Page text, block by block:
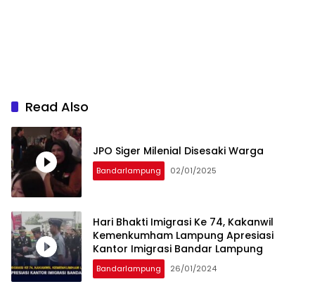
Read Also
JPO Siger Milenial Disesaki Warga
Bandarlampung 02/01/2025
Hari Bhakti Imigrasi Ke 74, Kakanwil
Kemenkumham Lampung Apresiasi
Kantor Imigrasi Bandar Lampung
Bandarlampung 26/01/2024